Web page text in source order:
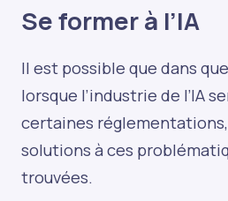
Se former à l’IA
Il est possible que dans
lorsque l’industrie de l’IA
certaines
solutions à ces
trouvées.